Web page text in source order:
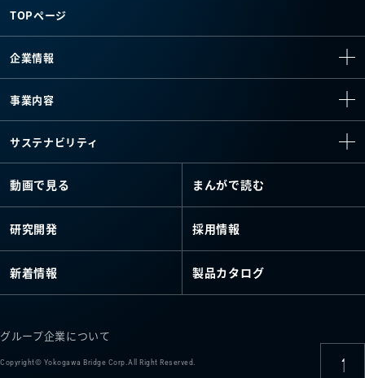
TOPページ
企業情報
事業内容
サステナビリティ
動画で見る まんがで読む
研究開発 採用情報
新着情報 製品カタログ
グループ企業について
Copyright© Yokogawa Bridge Corp.All Right Reserved.